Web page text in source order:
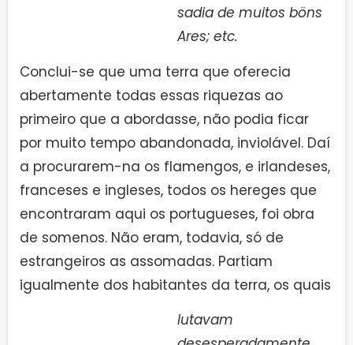
sadia de muitos böns
Ares; etc.
Conclui-se que uma terra que oferecia
abertamente todas essas riquezas ao
primeiro que a abordasse, não podia ficar
por muito tempo abandonada, inviolável. Daí
a procurarem-na os flamengos, e irlandeses,
franceses e ingleses, todos os hereges que
encontraram aqui os portugueses, foi obra
de somenos. Não eram, todavia, só de
estrangeiros as assomadas. Partiam
igualmente dos habitantes da terra, os quais
Iutavam